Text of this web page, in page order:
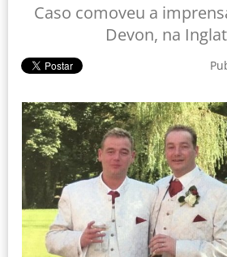
Caso comoveu a
Devon, na